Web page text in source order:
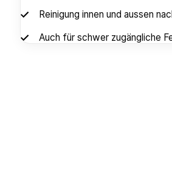
Reinigung innen und aussen
Auch für schwer zugängliche